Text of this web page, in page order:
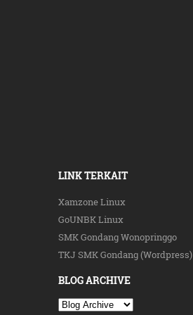
LINK TERKAIT
Xamzone Linux
GoUNBK Linux
SMK Gondang Wonopringgo
TKJ SMK Gondang (Wordpress)
BLOG ARCHIVE